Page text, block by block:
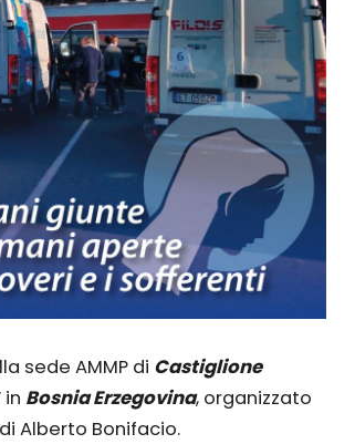
sede AMMP di Castiglione
in Bosnia Erzegovina, organizzato
Alberto Bonifacio.